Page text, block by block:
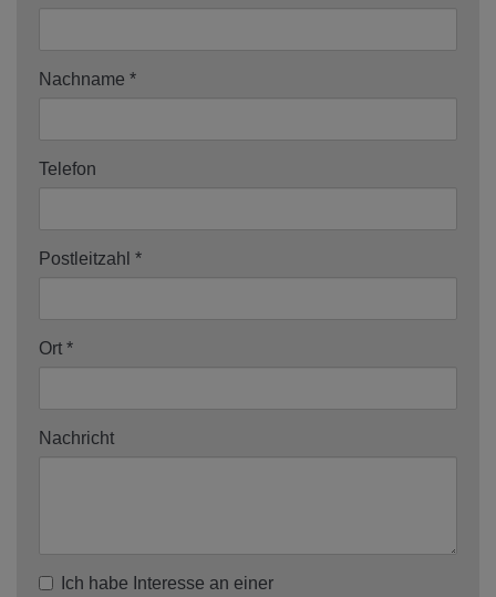
Nachname
Telefon
Postleitzahl
Ort
Nachricht
Ich habe Interesse an einer